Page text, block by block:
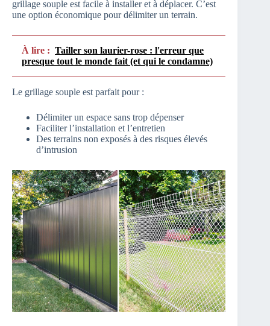
grillage souple est facile à installer et à déplacer. C’est
une option économique pour délimiter un terrain.
À lire : Tailler son laurier-rose : l'erreur que
presque tout le monde fait (et qui le condamne)
Le grillage souple est parfait pour :
Délimiter un espace sans trop dépenser
Faciliter l’installation et l’entretien
Des terrains non exposés à des risques élevés
d’intrusion